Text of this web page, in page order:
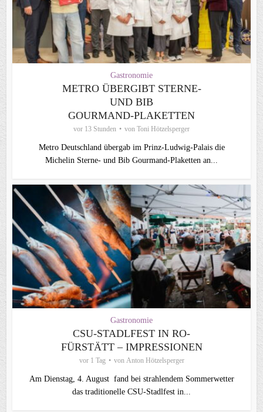
Gastronomie
METRO ÜBERGIBT STERNE-
UND BIB
GOURMAND‑PLAKETTEN
vor 13 Stunden von Toni Hötzelsperger
Metro Deutschland übergab im Prinz-Ludwig-Palais die
Michelin Sterne- und Bib Gourmand-Plaketten an...
Gastronomie
CSU-STADLFEST IN RO-
FÜRSTÄTT – IMPRESSIONEN
vor 1 Tag von Anton Hötzelsperger
Am Dienstag, 4. August fand bei strahlendem Sommerwetter
das traditionelle CSU-Stadlfest in...